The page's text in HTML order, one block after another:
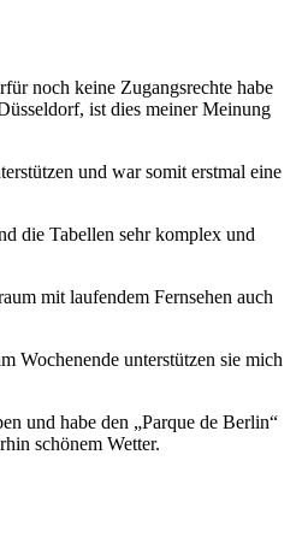
noch keine Zugangsrechte habe
ist dies meiner Meinung
und war somit erstmal eine
die Tabellen sehr komplex und
mit laufendem Fernsehen auch
Wochenende unterstützen sie mich
und habe den „Parque de Berlin“
schönem Wetter.